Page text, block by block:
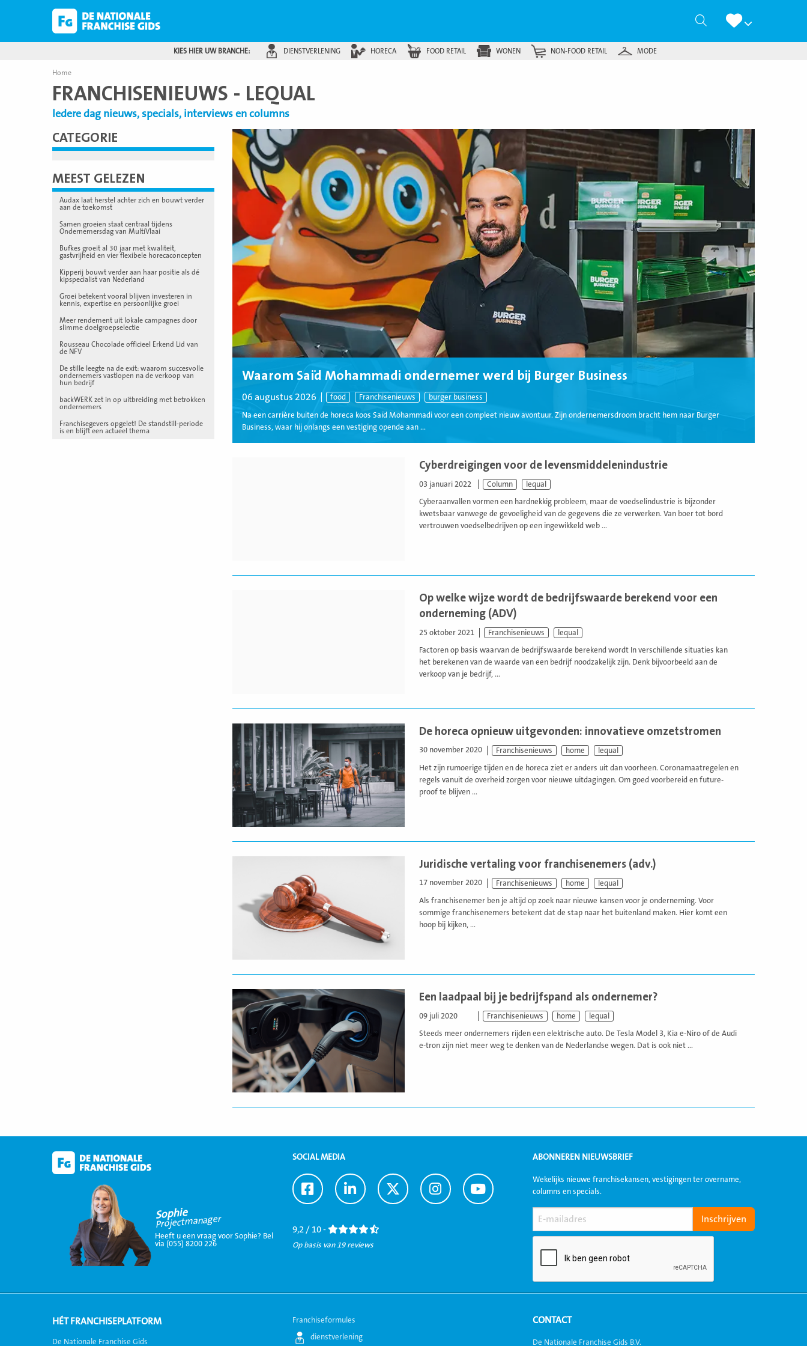
Zoeken
KIES HIER UW BRANCHE: DIENSTVERLENING HORECA FOOD RETAIL WONEN NON-FOOD RETAIL MODE
Home
FRANCHISENIEUWS - LEQUAL
Iedere dag nieuws, specials, interviews en columns
CATEGORIE
MEEST GELEZEN
Audax laat herstel achter zich en bouwt verder
aan de toekomst
Samen groeien staat centraal tijdens
Ondernemersdag van MultiVlaai
Bufkes groeit al 30 jaar met kwaliteit,
gastvrijheid en vier flexibele horecaconcepten
Kipperij bouwt verder aan haar positie als dé
kipspecialist van Nederland
Groei betekent vooral blijven investeren in
kennis, expertise en persoonlijke groei
Meer rendement uit lokale campagnes door
slimme doelgroepselectie
Rousseau Chocolade officieel Erkend Lid van
de NFV
De stille leegte na de exit: waarom succesvolle
ondernemers vastlopen na de verkoop van
hun bedrijf
backWERK zet in op uitbreiding met betrokken
ondernemers
Franchisegevers opgelet! De standstill-periode
is en blijft een actueel thema
Lees
meer
Waarom Saïd Mohammadi ondernemer werd bij Burger Business
06 augustus 2026 food Franchisenieuws burger business
Na een carrière buiten de horeca koos Saïd Mohammadi voor een compleet nieuw avontuur. Zijn ondernemersdroom bracht hem naar Burger
Business, waar hij onlangs een vestiging opende aan ...
Cyberdreigingen voor de levensmiddelenindustrie
03 januari 2022 Column lequal
Cyberaanvallen vormen een hardnekkig probleem, maar de voedselindustrie is bijzonder
kwetsbaar vanwege de gevoeligheid van de gegevens die ze verwerken. Van boer tot bord
vertrouwen voedselbedrijven op een ingewikkeld web ...
Op welke wijze wordt de bedrijfswaarde berekend voor een
onderneming (ADV)
25 oktober 2021 Franchisenieuws lequal
Factoren op basis waarvan de bedrijfswaarde berekend wordt In verschillende situaties kan
het berekenen van de waarde van een bedrijf noodzakelijk zijn. Denk bijvoorbeeld aan de
verkoop van je bedrijf, ...
De horeca opnieuw uitgevonden: innovatieve omzetstromen
30 november 2020 Franchisenieuws home lequal
Het zijn rumoerige tijden en de horeca ziet er anders uit dan voorheen. Coronamaatregelen en
regels vanuit de overheid zorgen voor nieuwe uitdagingen. Om goed voorbereid en future-
proof te blijven ...
Juridische vertaling voor franchisenemers (adv.)
17 november 2020 Franchisenieuws home lequal
Als franchisenemer ben je altijd op zoek naar nieuwe kansen voor je onderneming. Voor
sommige franchisenemers betekent dat de stap naar het buitenland maken. Hier komt een
hoop bij kijken, ...
meer
Een laadpaal bij je bedrijfspand als ondernemer?
09 juli 2020 Franchisenieuws home lequal
Steeds meer ondernemers rijden een elektrische auto. De Tesla Model 3, Kia e-Niro of de Audi
e-tron zijn niet meer weg te denken van de Nederlandse wegen. Dat is ook niet ...
Sophie
Projectmanager
Heeft u een vraag voor Sophie? Bel
via (055) 8200 226
SOCIAL MEDIA
Ga
naar
Ga
naar
Ga
naar
Ga
naar
Ga
naar
9,2 / 10 -
Op basis van 19 reviews
ABONNEREN NIEUWSBRIEF
Wekelijks nieuwe franchisekansen, vestigingen ter overname,
columns en specials.
HÉT FRANCHISEPLATFORM
De Nationale Franchise Gids
Franchiseformules
dienstverlening
CONTACT
De Nationale Franchise Gids B.V.